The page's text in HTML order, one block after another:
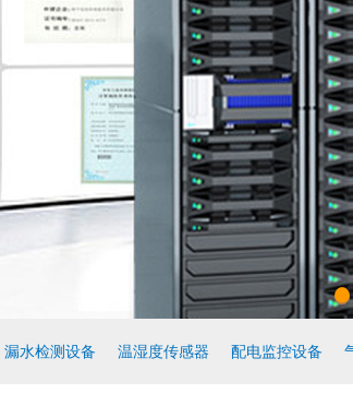
漏水检测设备 温湿度传感器 配电监控设备